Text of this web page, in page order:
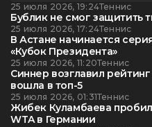
25 июля 2026, 19:24Теннис
Бублик не смог защитить
25 июля 2026, 17:24Теннис
В Астане начинается
«Кубок Президента»
25 июля 2026, 11:20Теннис
Синнер возглавил
вошла в топ-5
25 июля 2026, 01:31Теннис
Жибек Куламбаева
WTA в Германии